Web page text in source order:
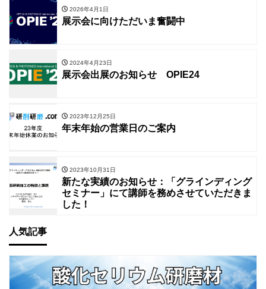
2026年4月1日
展示会に向けただいま奮闘中
2024年4月23日
展示会出展のお知らせ OPIE24
2023年12月25日
年末年始の営業日のご案内
2023年10月31日
新たな実績のお知らせ：「グラインディング
セミナー」にて講師を務めさせていただきま
した！
人気記事